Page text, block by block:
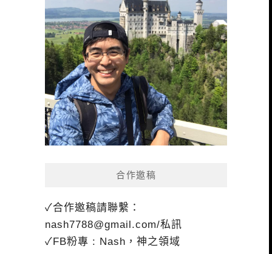
合作邀稿
✓合作邀稿請聯繫：
nash7788@gmail.com/私訊
✓FB粉專 : Nash，神之領域